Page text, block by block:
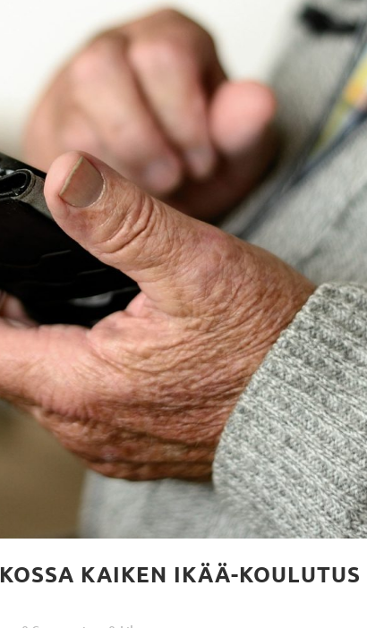
KAIKEN IKÄÄ-